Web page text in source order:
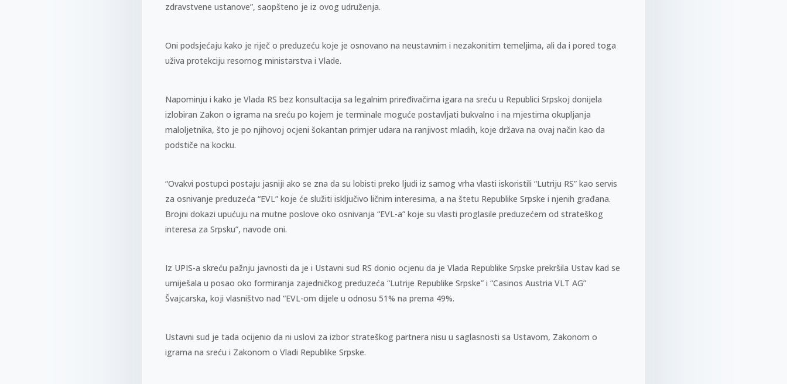
zdravstvene ustanove”, saopšteno je iz ovog udruženja.
Oni podsjećaju kako je riječ o preduzeću koje je osnovano na neustavnim i nezakonitim temeljima, ali da i pored toga
uživa protekciju resornog ministarstva i Vlade.
Napominju i kako je Vlada RS bez konsultacija sa legalnim priređivačima igara na sreću u Republici Srpskoj donijela
izlobiran Zakon o igrama na sreću po kojem je terminale moguće postavljati bukvalno i na mjestima okupljanja
maloljetnika, što je po njihovoj ocjeni šokantan primjer udara na ranjivost mladih, koje država na ovaj način kao da
podstiče na kocku.
“Ovakvi postupci postaju jasniji ako se zna da su lobisti preko ljudi iz samog vrha vlasti iskoristili “Lutriju RS” kao servis
za osnivanje preduzeća “EVL” koje će služiti isključivo ličnim interesima, a na štetu Republike Srpske i njenih građana.
Brojni dokazi upućuju na mutne poslove oko osnivanja “EVL-a” koje su vlasti proglasile preduzećem od strateškog
interesa za Srpsku”, navode oni.
Iz UPIS-a skreću pažnju javnosti da je i Ustavni sud RS donio ocjenu da je Vlada Republike Srpske prekršila Ustav kad se
umiješala u posao oko formiranja zajedničkog preduzeća “Lutrije Republike Srpske” i “Casinos Austria VLT AG”
Švajcarska, koji vlasništvo nad “EVL-om dijele u odnosu 51% na prema 49%.
Ustavni sud je tada ocijenio da ni uslovi za izbor strateškog partnera nisu u saglasnosti sa Ustavom, Zakonom o
igrama na sreću i Zakonom o Vladi Republike Srpske.